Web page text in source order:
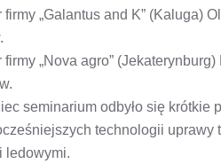
firmy „Galantus and K” (Kaluga)
firmy „Nova agro”
seminarium odbyło się
technologii uprawy
ledowymi.